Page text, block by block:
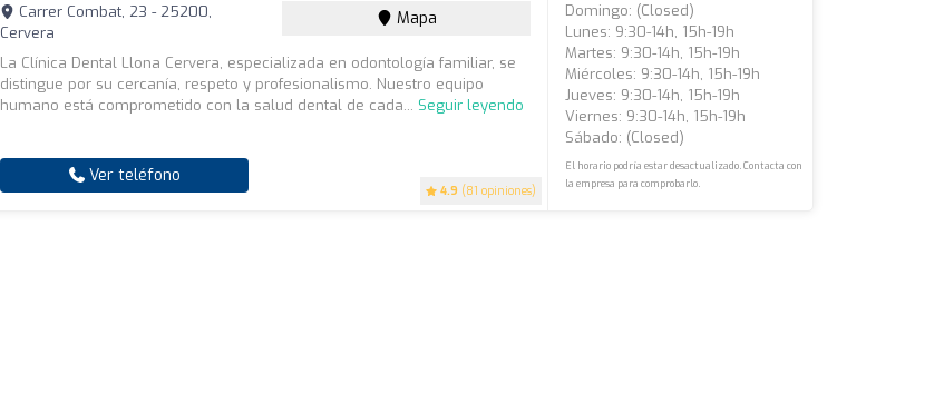
4.9 (81 opiniones)
Carrer Combat, 23 - 25200,
Cervera
Mapa
La Clínica Dental Llona Cervera, especializada en odontología familiar, se
distingue por su cercanía, respeto y profesionalismo. Nuestro equipo
humano está comprometido con la salud dental de cada... Seguir leyendo
Ver teléfono
Domingo: (closed)
Lunes: 9:30-14h, 15h-19h
Martes: 9:30-14h, 15h-19h
Miércoles: 9:30-14h, 15h-19h
Jueves: 9:30-14h, 15h-19h
Viernes: 9:30-14h, 15h-19h
Sábado: (closed)
El horario podría estar desactualizado. Contacta con
la empresa para comprobarlo.